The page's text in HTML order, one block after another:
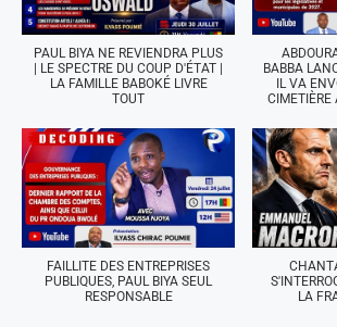
PAUL BIYA NE REVIENDRA PLUS
| LE SPECTRE DU COUP D'ÉTAT |
LA FAMILLE BABOKÉ LIVRE
TOUT
BABBA
IL VA
CIMETIÈRE
FAILLITE DES ENTREPRISES
PUBLIQUES, PAUL BIYA SEUL
RESPONSABLE
LA